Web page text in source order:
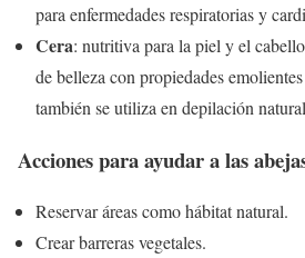
para enfermedades respiratorias y
Cera: nutritiva para la piel y el
de belleza con propiedades
también se utiliza en depilación
Acciones para ayudar a las
Reservar áreas como hábitat natural.
Crear barreras vegetales.